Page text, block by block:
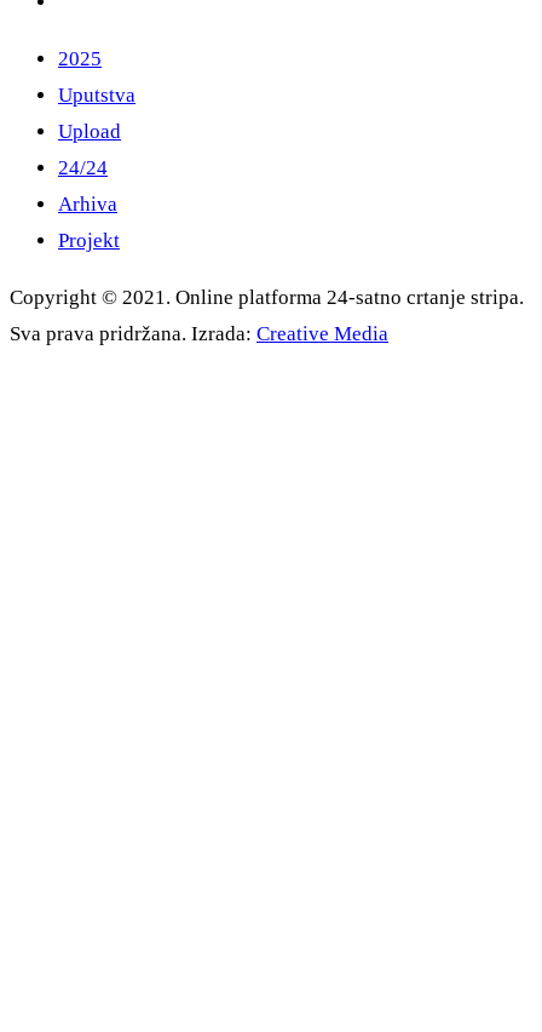
2025
Uputstva
Upload
24/24
Arhiva
Projekt
Copyright © 2021. Online platforma 24-satno crtanje stripa.
Sva prava pridržana. Izrada: Creative Media